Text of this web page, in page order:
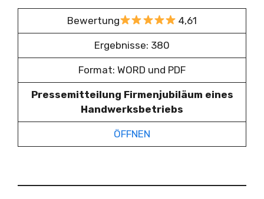
Bewertung 4,61
Ergebnisse: 380
Format: WORD und PDF
Pressemitteilung Firmenjubiläum eines
Handwerksbetriebs
ÖFFNEN